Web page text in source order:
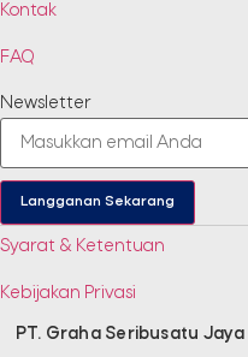
Kontak
FAQ
Newsletter
Langganan Sekarang
Syarat & Ketentuan
Kebijakan Privasi
PT. Graha Seribusatu Jaya